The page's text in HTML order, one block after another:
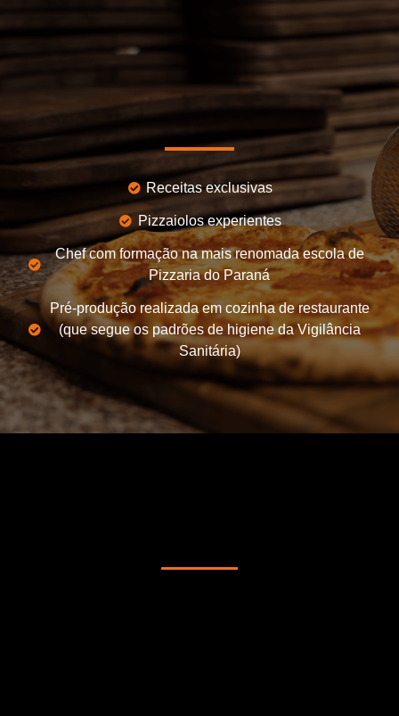
Receitas exclusivas
Pizzaiolos experientes
Chef com formação na mais renomada escola de
Pizzaria do Paraná
Pré-produção realizada em cozinha de restaurante
(que segue os padrões de higiene da Vigilância
Sanitária)